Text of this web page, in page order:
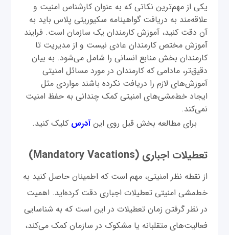
یکی از مهم‌ترین نکاتی که به عنوان کارشناس امنیت و
علاقه‌مند به دریافت گواهینامه سکیوریتی پلاس باید به
آن دقت کنید، آموزش کارمندان یک سازمان است. فرایند
آموزش مختص کارمندان عادی نیست و از مدیریت تا
کارمندان بخش منابع انسانی را شامل می‌شود. به بیان
دقیق‌تر، مادامی که کارمندان در مورد مسائل امنیتی
آموزش‌های لازم را دریافت نکرده باشند مواردی مثل
ایجاد خط‌مشی‌های امنیتی کمک چندانی به حفظ امنیت
نمی‌کند.
برای مطالعه بخش قبل روی اینآدرس کلیک کنید.
تعطیلات اجباری (Mandatory Vacations)
از نقطه نظر امنیتی، مهم است که اطمینان حاصل کنید به
خط‌مشی امنیتی تعطیلات اجباری دقت کرده‌اید. اهمیت
در نظر گرفتن زمان تعطیلات در این است که به شناسایی
فعالیت‌های متقلبانه یا مشکوک در سازمان کمک می‌کند،